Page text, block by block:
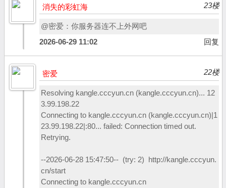
消失的彩虹海 23楼
@密爱：你服务器连不上外网吧
2026-06-29 11:02
回复
密爱 22楼
Resolving kangle.cccyun.cn (kangle.cccyun.cn)... 12
3.99.198.22
Connecting to kangle.cccyun.cn (kangle.cccyun.cn)|1
23.99.198.22|:80... failed: Connection timed out.
Retrying.
--2026-06-28 15:47:50-- (try: 2) http://kangle.cccyun.
cn/start
Connecting to kangle.cccyun.cn